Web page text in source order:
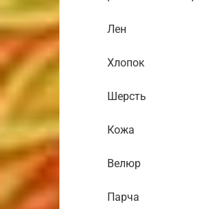
Лен
Хлопок
Шерсть
Кожа
Велюр
Парча